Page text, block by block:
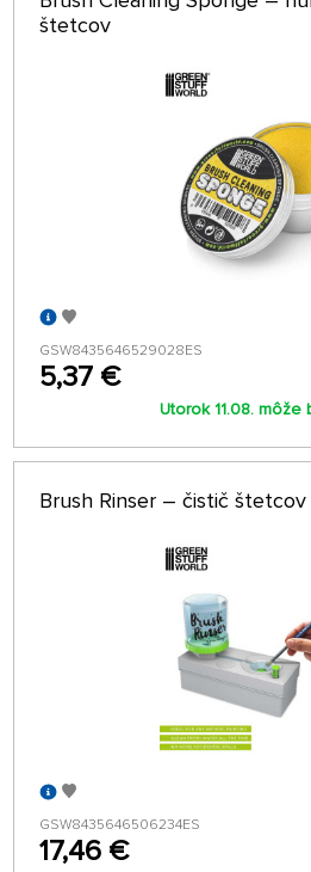
štetcov
GSW8435646529028ES
5,37 €
Utorok 11.08. môže
Brush Rinser – čistič štetcov
GSW8435646506234ES
17,46 €